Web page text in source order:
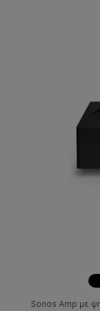
Sonos Amp με